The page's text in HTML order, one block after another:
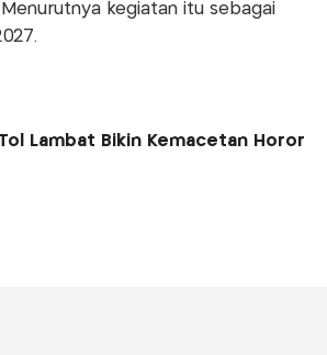
kegiatan itu sebagai
Lambat Bikin Kemacetan Horor